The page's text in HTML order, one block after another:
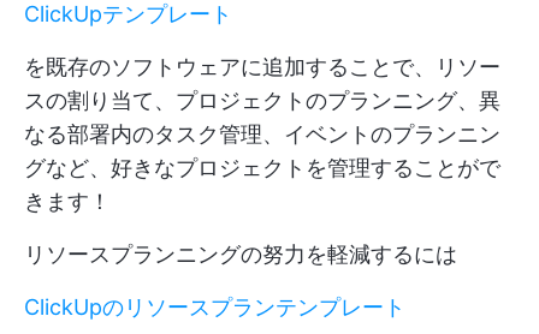
ClickUpテンプレート
を既存のソフトウェアに追加することで、リソー
スの割り当て、プロジェクトのプランニング、異
なる部署内のタスク管理、イベントのプランニン
グなど、好きなプロジェクトを管理することがで
きます！
リソースプランニングの努力を軽減するには
ClickUpのリソースプランテンプレート